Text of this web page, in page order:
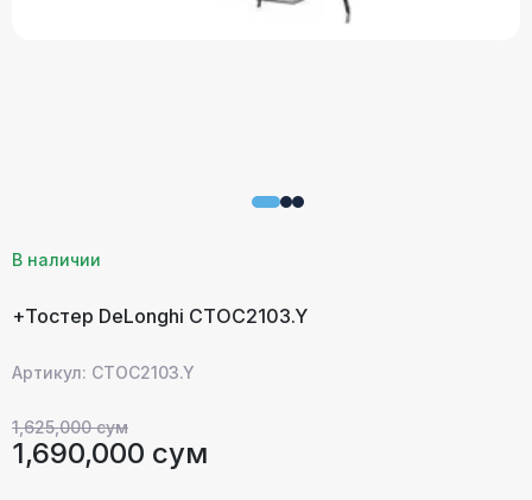
В наличии
+Тостер DeLonghi CTOC2103.Y
Артикул: CTOC2103.Y
1,625,000 сум
1,690,000 сум